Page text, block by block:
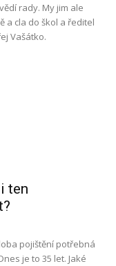
rady. My jim ale
a cla do škol a ředitel
Vašátko.
ten
pojištění potřebná
je to 35 let. Jaké